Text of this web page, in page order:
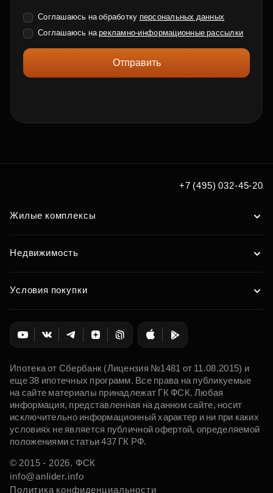
Соглашаюсь на обработку персональных данных
Соглашаюсь нарекламно-информационные рассылки
Отправить
+7 (495) 032-45-20
Жилые комплексы
Недвижимость
Условия покупки
Ипотека от Сбербанк (Лицензия №1481 от 11.08.2015) и
еще 38 ипотечных программ. Все права на публикуемые
на сайте материалы принадлежат ГК ФСК. Любая
информация, представленная на данном сайте, носит
исключительно информационный характер и ни при каких
условиях не является публичной офертой, определяемой
положениями статьи 437 ГК РФ.
© 2015 - 2026. ФСК
info@anlider.info
Политика конфиденциальности